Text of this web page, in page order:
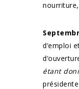
d’emploi
étant